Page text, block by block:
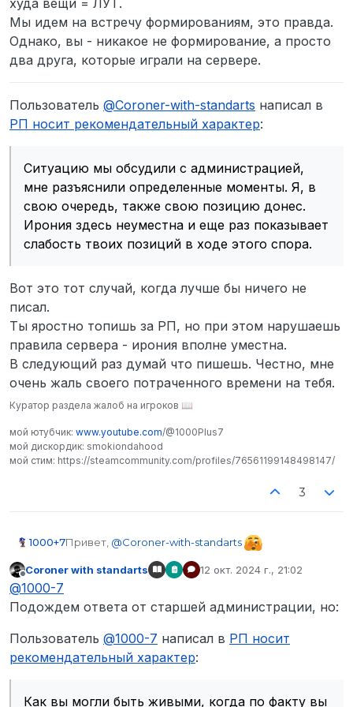
худа вещи = ЛУТ.
Мы идем на встречу формированиям, это правда.
Однако, вы - никакое не формирование, а просто
два друга, которые играли на сервере.
Пользователь @Coroner-with-standarts написал в
РП носит рекомендательный характер:
Ситуацию мы обсудили с администрацией,
мне разъяснили определенные моменты. Я, в
свою очередь, также свою позицию донес.
Ирония здесь неуместна и еще раз показывает
слабость твоих позиций в ходе этого спора.
Вот это тот случай, когда лучше бы ничего не
писал.
Ты яростно топишь за РП, но при этом нарушаешь
правила сервера - ирония вполне уместна.
В следующий раз думай что пишешь. Честно, мне
очень жаль своего потраченного времени на тебя.
Куратор раздела жалоб на игроков 📖
мой ютубчик: www.youtube.com/@1000Plus7
мой дискордик: smokiondahood
мой стим: https://steamcommunity.com/profiles/76561199148498147/
3
1000+7Привет, @Coroner-with-standarts
Как можно жаловаться на участника ситуации за
При том, что ты сам достаточно серьезно
именноPG
1. Оружие было передано детективу полиции:
Log report generated 12 Oct, 22:28:45
[12 Oct, 18:10:05] Альберт Скотт
Как вы могли быть живыми, когда по факту вы
Не в сети
Coroner with standarts 12 окт. 2024 г., 21:02
отредактировано
@1000-7
Подождем ответа от старшей администрации, но:
Пользователь @1000-7 написал в РП носит
рекомендательный характер:
Как вы могли быть живыми, когда по факту вы